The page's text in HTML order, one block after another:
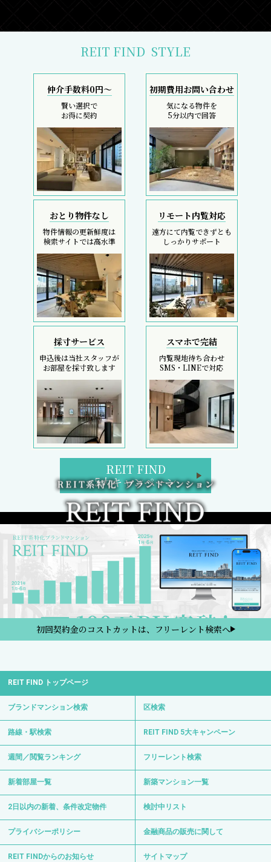
REIT FIND STYLE
仲介手数料0円～
賢い選択で
お得に契約
初期費用お問い合わせ
気になる物件を
5分以内で回答
おとり物件なし
物件情報の更新鮮度は
検索サイトでは高水準
リモート内覧対応
遠方にて内覧できずとも
しっかりサポート
採寸サービス
申込後は当社スタッフが
お部屋を採寸致します
スマホで完結
内覧現地待ち合わせ
SMS・LINEで対応
REIT FIND
5大キャンペーン
初回契約金のコストカットは、フリーレント検索へ
REIT FIND トップページ
ブランドマンション検索 区検索
路線・駅検索 REIT FIND 5大キャンペーン
週間／閲覧ランキング フリーレント検索
新着部屋一覧 新築マンション一覧
2日以内の新着、条件改定物件 検討中リスト
プライバシーポリシー 金融商品の販売に関して
REIT FINDからのお知らせ サイトマップ